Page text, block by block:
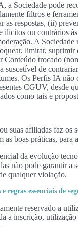
a Sociedade pode
filtros e
as respostas, (ii)
ilícitos ou contrários
A Sociedade
limitar, suprimir
Conteúdo trocado
suscetível de
Os Perfis IA não
CGUV, desde
como tais e
suas afiliadas faz os
as boas práticas, para
da evolução
não pode garantir a
qualquer violação.
regras essenciais de
reservado a
a inscrição, utilização